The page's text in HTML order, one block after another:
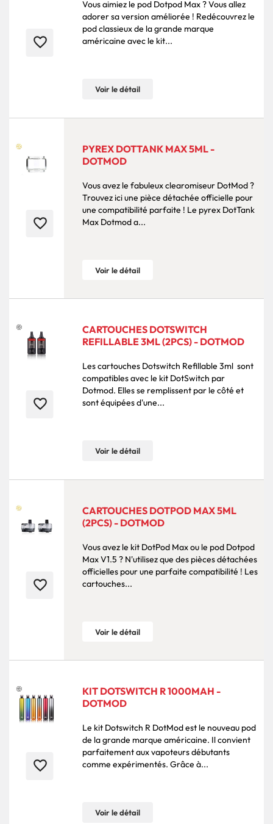
favorite_border
Vous aimiez le pod Dotpod Max ? Vous allez
adorer sa version améliorée ! Redécouvrez le
pod classieux de la grande marque
américaine avec le kit...
Voir le détail
favorite_border
PYREX DOTTANK MAX 5ML -
DOTMOD
Vous avez le fabuleux clearomiseur DotMod ?
Trouvez ici une pièce détachée officielle pour
une compatibilité parfaite ! Le pyrex DotTank
Max Dotmod a...
Voir le détail
favorite_border
CARTOUCHES DOTSWITCH
REFILLABLE 3ML (2PCS) - DOTMOD
Les cartouches Dotswitch Refillable 3ml sont
compatibles avec le kit DotSwitch par
Dotmod. Elles se remplissent par le côté et
sont équipées d'une...
Voir le détail
favorite_border
CARTOUCHES DOTPOD MAX 5ML
(2PCS) - DOTMOD
Vous avez le kit DotPod Max ou le pod Dotpod
Max V1.5 ? N'utilisez que des pièces détachées
officielles pour une parfaite compatibilité ! Les
cartouches...
Voir le détail
favorite_border
KIT DOTSWITCH R 1000MAH -
DOTMOD
Le kit Dotswitch R DotMod est le nouveau pod
de la grande marque américaine. Il convient
parfaitement aux vapoteurs débutants
comme expérimentés. Grâce à...
Voir le détail